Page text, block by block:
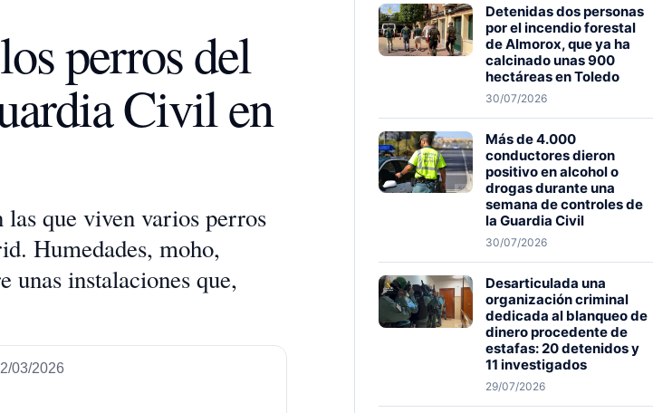
perros del
Civil en
las que viven varios perros
Humedades, moho,
unas instalaciones que,
03/2026
Detenidas dos personas
por el incendio forestal
de Almorox, que ya ha
calcinado unas 900
hectáreas en Toledo
30/07/2026
Más de 4.000
conductores dieron
positivo en alcohol o
drogas durante una
semana de controles de
la Guardia Civil
30/07/2026
Desarticulada una
organización criminal
dedicada al blanqueo de
dinero procedente de
estafas: 20 detenidos y
11 investigados
29/07/2026